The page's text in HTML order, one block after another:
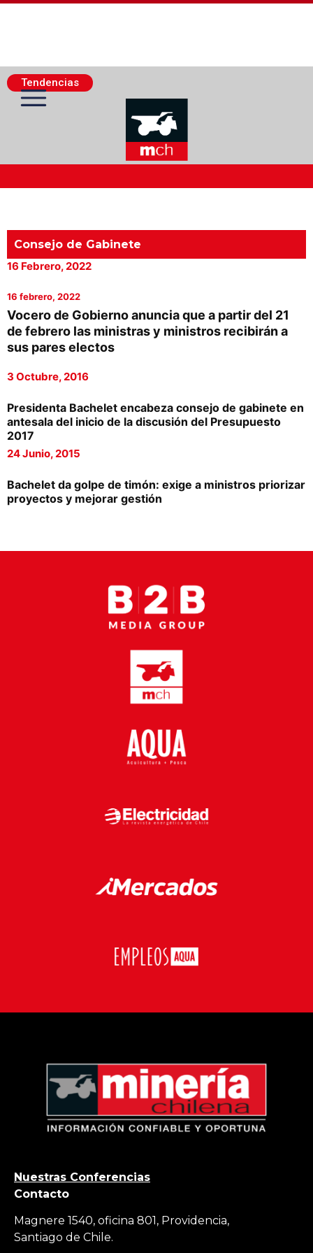
Tendencias
Actualidad Minera
Minería Superficie
Proveedores
Canal Digital
Columnas de Opinión
Designaciones
Calendario de Eventos
Siguenos
Consejo de Gabinete
16 Febrero, 2022
16 febrero, 2022
Vocero de Gobierno anuncia que a partir del 21
de febrero las ministras y ministros recibirán a
sus pares electos
3 Octubre, 2016
Presidenta Bachelet encabeza consejo de gabinete en
antesala del inicio de la discusión del Presupuesto
2017
24 Junio, 2015
Bachelet da golpe de timón: exige a ministros priorizar
proyectos y mejorar gestión
Nuestras Conferencias
Contacto
Magnere 1540, oficina 801, Providencia,
Santiago de Chile.